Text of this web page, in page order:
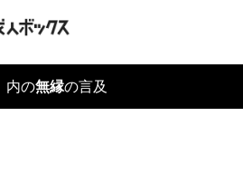
内の無縁の言及